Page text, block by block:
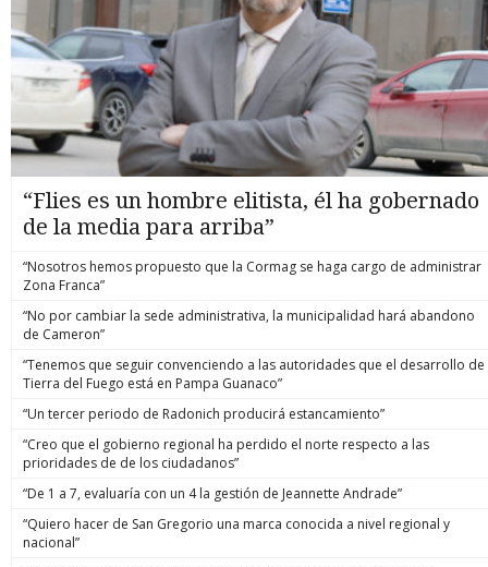
“Flies es un hombre elitista, él ha gobernado
de la media para arriba”
“Nosotros hemos propuesto que la Cormag se haga cargo de administrar
Zona Franca”
“No por cambiar la sede administrativa, la municipalidad hará abandono
de Cameron”
“Tenemos que seguir convenciendo a las autoridades que el desarrollo de
Tierra del Fuego está en Pampa Guanaco”
“Un tercer periodo de Radonich producirá estancamiento”
“Creo que el gobierno regional ha perdido el norte respecto a las
prioridades de de los ciudadanos”
“De 1 a 7, evaluaría con un 4 la gestión de Jeannette Andrade”
“Quiero hacer de San Gregorio una marca conocida a nivel regional y
nacional”